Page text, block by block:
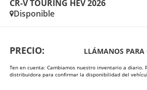
CR-V TOURING HEV 2026
Disponible
PRECIO: LLÁMANOS PARA
Ten en cuenta: Cambiamos nuestro inventario a diario.
distribuidora para confirmar la disponibilidad del